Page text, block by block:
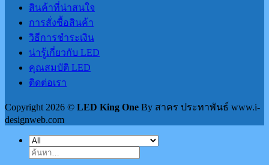
สินค้าที่น่าสนใจ
การสั่งซื้อสินค้า
วิธีการชำระเงิน
น่ารู้เกี่ยวกับ LED
คุณสมบัติ LED
ติดต่อเรา
Copyright 2026 © LED King One By สาคร ประทาพันธ์ www.i-
designweb.com
ค้นหา: